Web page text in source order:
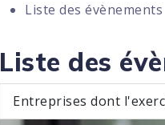
Liste des évènements
Liste des
Entreprises dont